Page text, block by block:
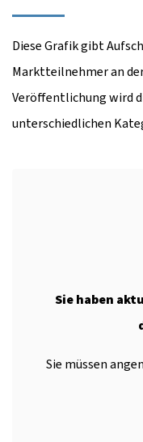
Diese Grafik gibt
Marktteilnehmer an
Veröffentlichung wird
unterschiedlichen
Sie haben
Sie müssen